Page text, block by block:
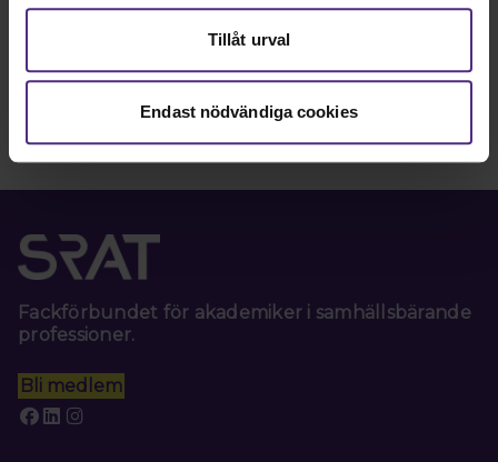
Tillåt urval
Endast nödvändiga cookies
Fackförbundet för akademiker i samhällsbärande
professioner.
Bli medlem